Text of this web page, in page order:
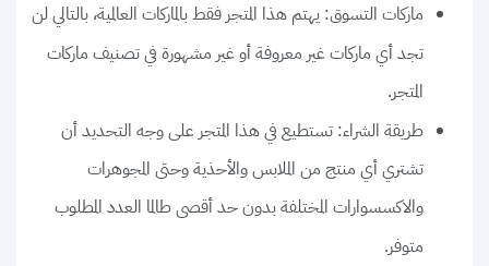
ماركات التسوق: يهتم هذا المتجر فقط بالماركات العالمية، بالتالي لن
تجد أي ماركات غير معروفة أو غير مشهورة في تصنيف ماركات
المتجر.
طريقة الشراء: تستطيع في هذا المتجر على وجه التحديد أن
تشتري أي منتج من الملابس والأحذية وحتى المجوهرات
والاكسسوارات المختلفة بدون حد أقصى طالما العدد المطلوب
متوفر.